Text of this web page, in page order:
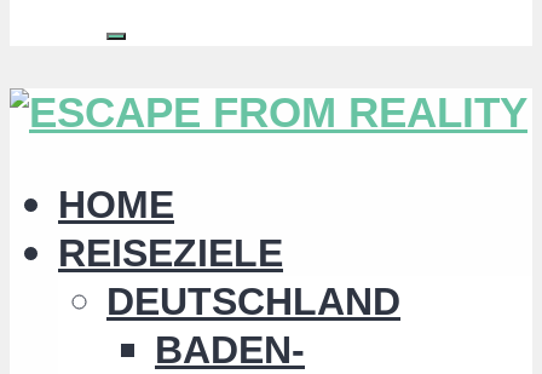
HOME
REISEZIELE
DEUTSCHLAND
BADEN-